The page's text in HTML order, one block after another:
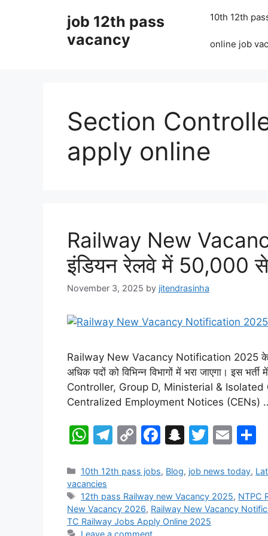
job 12th pass
vacancy
10th 12th
online job
Section
apply online
Railway New
इंडियन रेलवे में 50,000 से
November 3, 2025 by jitendrasinha
Railway New Vacancy Notification 2025 के
अधिक पदों को विभिन्न विभागों में भरा जाएगा। इस
Controller, Group D, Ministerial & Isolated
Centralized Employment Notices (CENs)
W
at
s
A
p
T
e
gr
a
m
C
p
y
Li
n
F
c
e
b
o
S
a
p
c
h
T
itt
er
E
ai
l
e
Categories
10th 12th pass jobs, Blog, job news today,
vacancies
Tags
12th pass Railway new Vacancy 2025, NTPC
New Vacancy 2026, Railway New Vacancy
TC Railway Jobs Apply Online 2025
Leave a comment